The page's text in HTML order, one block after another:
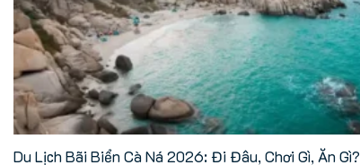
Du Lịch Bãi Biển Cà Ná 2026: Đi Đâu, Chơi Gì, Ăn Gì?